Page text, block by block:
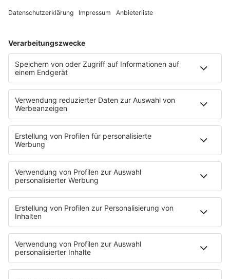
Schmeißt neben der klassischen deutschen Bratwurst
den Holzkohle-Grill und lasst es langsam durchgaren.
Das Fleisch wird nur mit grobem Salz gewürzt. Oft wird
es während des Garens regelmäßig mit einer Salzlake
bepinselt.
Mach einen klassischen deutschen Kartoffelsalat (mit
Essig/Öl oder Mayo). Dazu backt ihr eine Sopa
Paraguaya (herzhafter Kuchen aus Maismehl, Milch,
Zwiebeln und viel Käse). Beides lässt sich super am
Vortag zubereiten.
Stellt eine Schale mit Laugenbrezeln auf und backt
(oder kauft im Asia-/Latino-Supermarkt) Chipa (kleine
paraguayische Käsebrötchen aus Maniokstärke).
Beides sind perfekte Snacks.
Paraguay ohne Tereré ist undenkbar. Stell eine große
Kanne mit eiskaltem Wasser, Eiswürfeln und frischer
Minze/Zitronenmelisse bereit. Dazu ein Gefäß mit
Mate-Tee und einen Becher mit einem
Metallstrohhalm. Ihr könnt euch den paraguayischen
Wachmacher-Eistee dann selbst aufgießen.